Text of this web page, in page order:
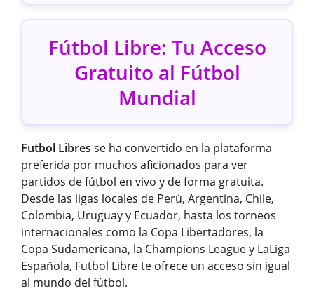
Fútbol Libre: Tu Acceso
Gratuito al Fútbol
Mundial
Futbol Libres se ha convertido en la plataforma
preferida por muchos aficionados para ver
partidos de fútbol en vivo y de forma gratuita.
Desde las ligas locales de Perú, Argentina, Chile,
Colombia, Uruguay y Ecuador, hasta los torneos
internacionales como la Copa Libertadores, la
Copa Sudamericana, la Champions League y LaLiga
Española, Futbol Libre te ofrece un acceso sin igual
al mundo del fútbol.